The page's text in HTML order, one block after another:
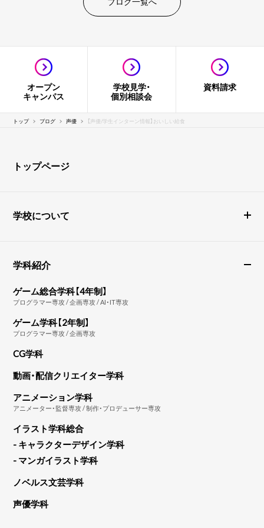
オープン
キャンパス
学校見学・
個別相談会
資料請求
トップ ブログ 声優 【声優/学生インターン情報】おいしい給食
トップページ
学校について
学科紹介
ゲーム総合学科【4年制】
プログラマー専攻 / 企画専攻 / AI・IT専攻
ゲーム学科【2年制】
プログラマー専攻 / 企画専攻
CG学科
動画・配信クリエイター学科
アニメーション学科
アニメーター・監督専攻 / 制作・プロデューサー専攻
イラスト学科総合
- キャラクターデザイン学科
- マンガイラスト学科
ノベルス文芸学科
声優学科